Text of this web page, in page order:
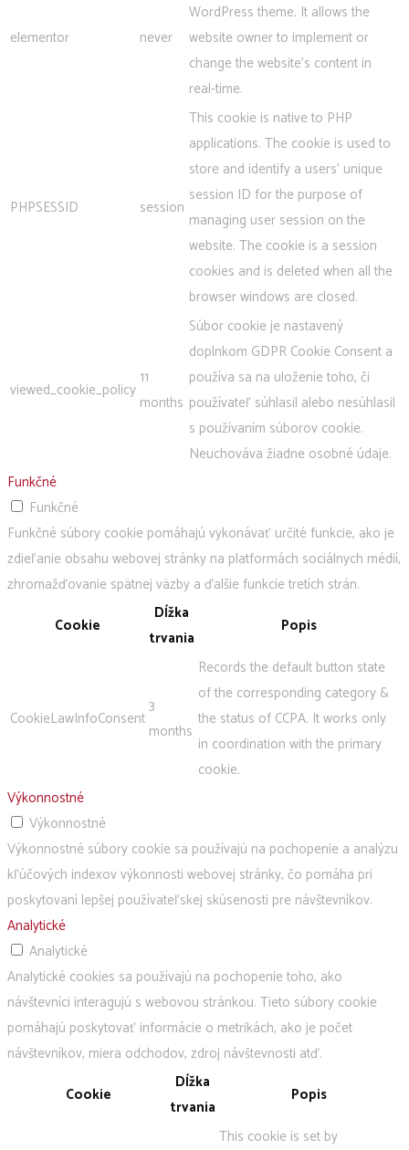
elementor never
WordPress theme. It allows the
website owner to implement or
change the website's content in
real-time.
PHPSESSID session
This cookie is native to PHP
applications. The cookie is used to
store and identify a users' unique
session ID for the purpose of
managing user session on the
website. The cookie is a session
cookies and is deleted when all the
browser windows are closed.
viewed_cookie_policy
11
months
Súbor cookie je nastavený
doplnkom GDPR Cookie Consent a
používa sa na uloženie toho, či
používateľ súhlasil alebo nesúhlasil
s používaním súborov cookie.
Neuchováva žiadne osobné údaje.
Funkčné
Funkčné
Funkčné súbory cookie pomáhajú vykonávať určité funkcie, ako je
zdieľanie obsahu webovej stránky na platformách sociálnych médií,
zhromažďovanie spätnej väzby a ďalšie funkcie tretích strán.
Cookie
Dĺžka
trvania
Popis
CookieLawInfoConsent
3
months
Records the default button state
of the corresponding category &
the status of CCPA. It works only
in coordination with the primary
cookie.
Výkonnostné
Výkonnostné
Výkonnostné súbory cookie sa používajú na pochopenie a analýzu
kľúčových indexov výkonnosti webovej stránky, čo pomáha pri
poskytovaní lepšej používateľskej skúsenosti pre návštevníkov.
Analytické
Analytické
Analytické cookies sa používajú na pochopenie toho, ako
návštevníci interagujú s webovou stránkou. Tieto súbory cookie
pomáhajú poskytovať informácie o metrikách, ako je počet
návštevníkov, miera odchodov, zdroj návštevnosti atď.
Cookie
Dĺžka
trvania
Popis
This cookie is set by